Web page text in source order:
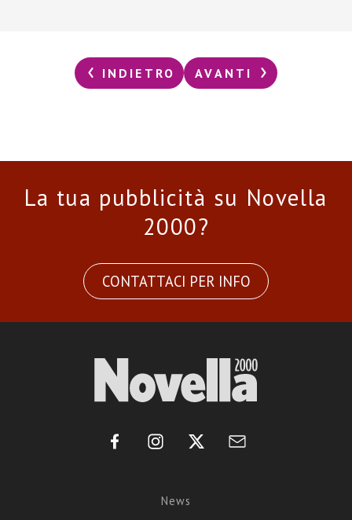
INDIETRO AVANTI
La tua pubblicità su Novella
2000?
CONTATTACI PER INFO
News